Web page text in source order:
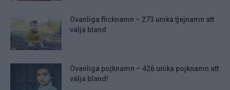
Ovanliga flicknamn – 273 unika tjejnamn att
välja bland
Ovanliga pojknamn – 426 unika pojknamn att
välja bland!